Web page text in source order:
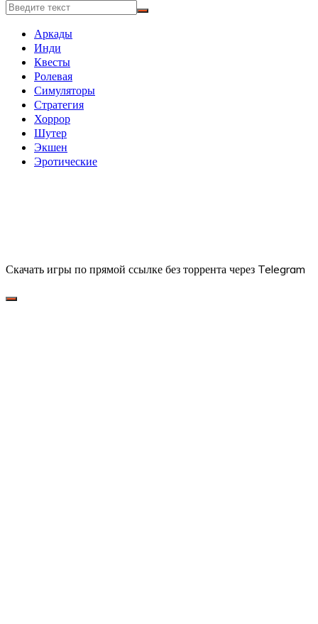
Аркады
Инди
Квесты
Ролевая
Симуляторы
Стратегия
Хоррор
Шутер
Экшен
Эротические
Скачать игры по прямой ссылке без торрента через Telegram